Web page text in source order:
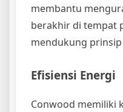
membantu
berakhir di tempat
mendukung
Efisiensi Energi
Conwood memiliki